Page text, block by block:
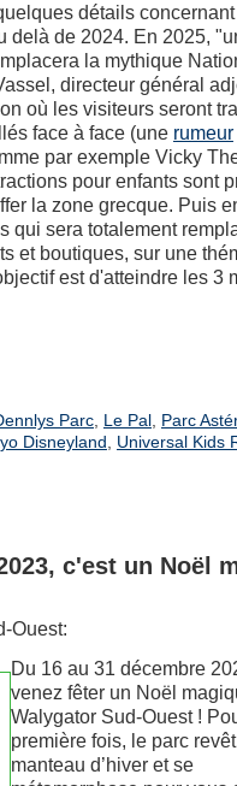
détails
delà de 2024. En 2025,
la mythique
directeur général
où les visiteurs seront
face à face (une rumeur
par exemple Vicky
pour enfants sont
la zone grecque. Puis
qui sera totalement
et boutiques, sur une
est d'atteindre les 3
Parc, Le Pal, Parc
Disneyland
Universal Kids
c'est un Noël
Ouest:
Du 16 au 31 décembre
venez fêter un Noël
Walygator Sud-Ouest !
première fois, le parc
manteau d’hiver et se